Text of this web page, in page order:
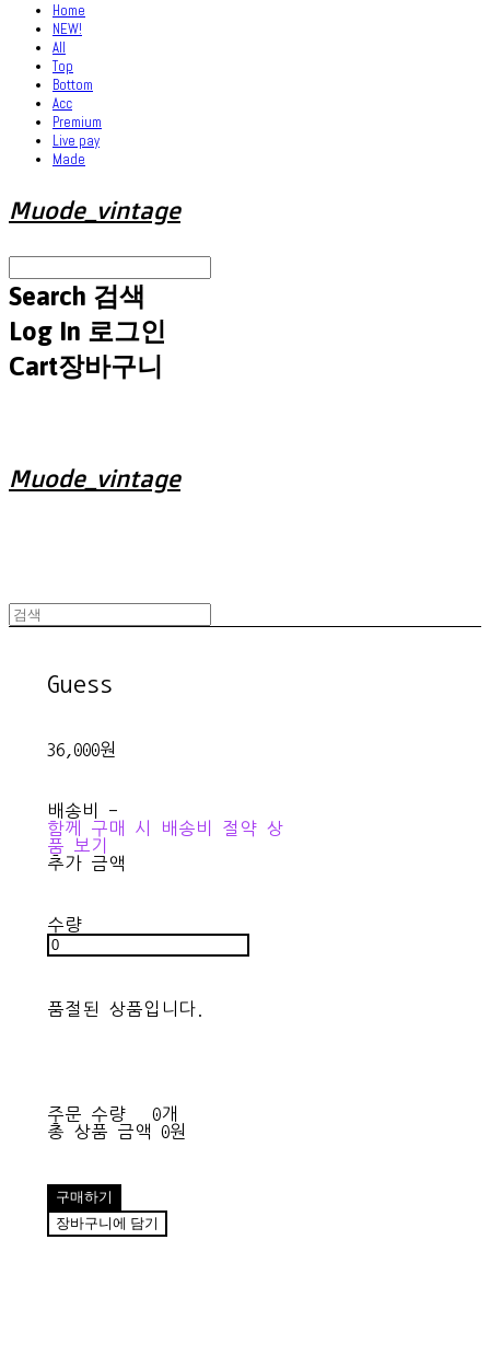
Home
NEW!
All
Top
Bottom
Acc
Premium
Live pay
Made
Muode_vintage
Search 검색
Log In 로그인
Cart장바구니
Muode_vintage
Guess
36,000원
배송비 -
함께 구매 시 배송비 절약 상
품 보기
추가 금액
수량
품절된 상품입니다.
주문 수량
0개
총 상품 금액
0원
구매하기
장바구니에 담기